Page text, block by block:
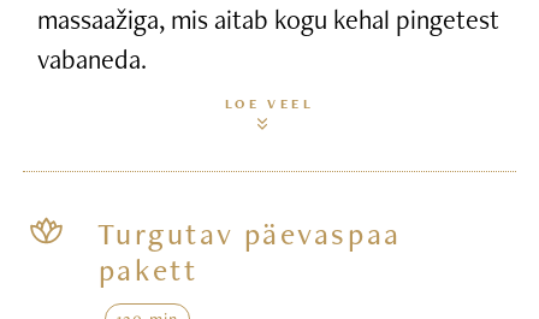
massaažiga, mis aitab kogu kehal pingetest
vabaneda.
LOE VEEL
Turgutav päevaspaa
pakett